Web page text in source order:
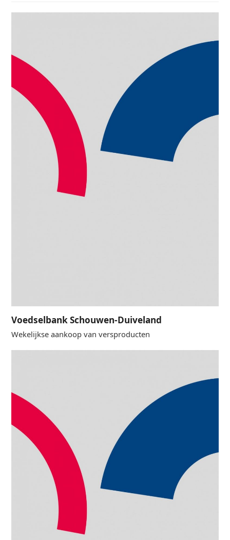
Voedselbank Schouwen-Duiveland
Wekelijkse aankoop van versproducten